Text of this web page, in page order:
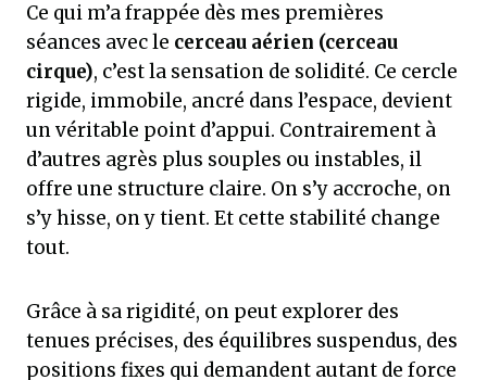
Ce qui m’a frappée dès mes premières
séances avec le cerceau aérien (cerceau
cirque), c’est la sensation de solidité. Ce cercle
rigide, immobile, ancré dans l’espace, devient
un véritable point d’appui. Contrairement à
d’autres agrès plus souples ou instables, il
offre une structure claire. On s’y accroche, on
s’y hisse, on y tient. Et cette stabilité change
tout.
Grâce à sa rigidité, on peut explorer des
tenues précises, des équilibres suspendus, des
positions fixes qui demandent autant de force